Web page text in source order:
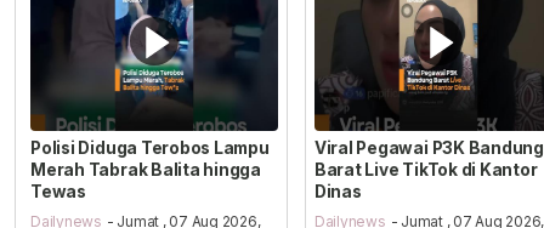
Polisi Diduga Terobos Lampu
Merah Tabrak Balita hingga
Tewas
Dailynews - Jumat , 07 Aug 2026,
Viral Pegawai P3K Bandung
Barat Live TikTok di Kantor
Dinas
Dailynews - Jumat , 07 Aug 2026,